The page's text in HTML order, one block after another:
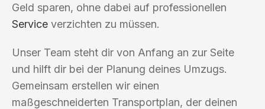
Geld sparen, ohne dabei auf professionellen
Service verzichten zu müssen.
Unser Team steht dir von Anfang an zur Seite
und hilft dir bei der Planung deines Umzugs.
Gemeinsam erstellen wir einen
maßgeschneiderten Transportplan, der deinen